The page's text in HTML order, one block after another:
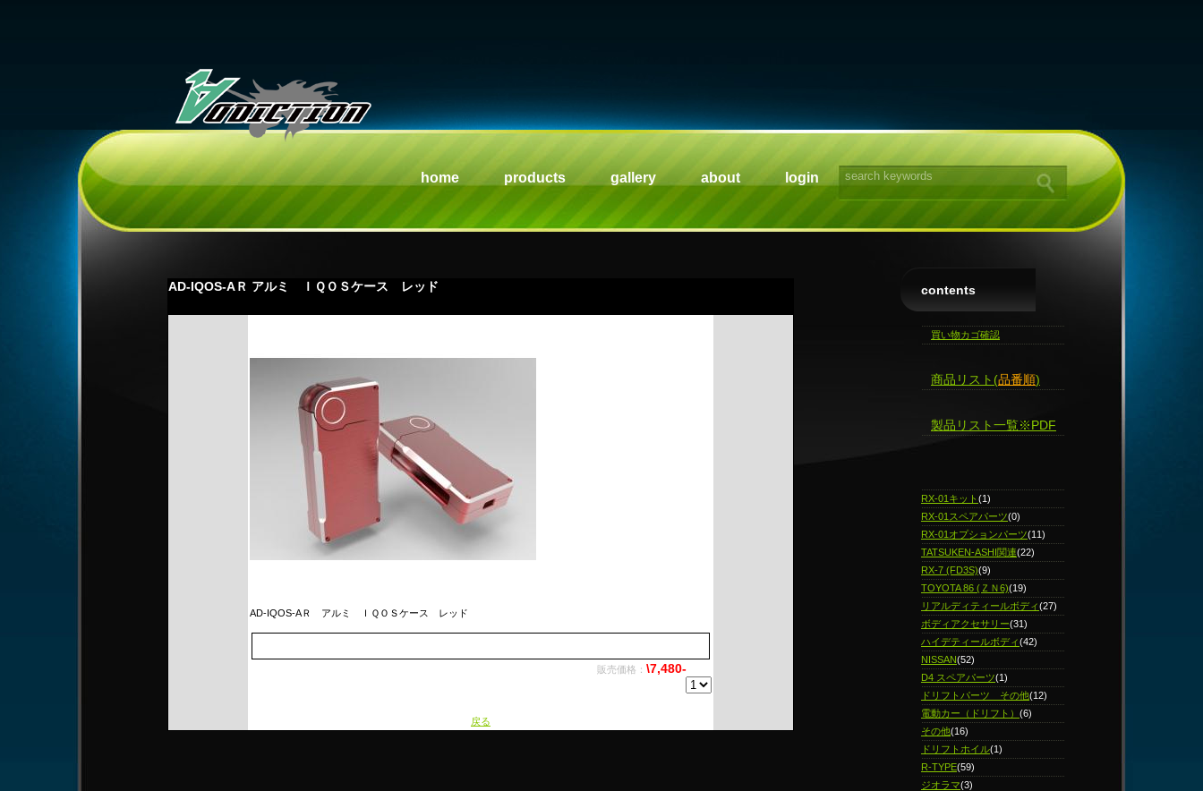
home products gallery about login
AD-IQOS-AＲ アルミ ＩＱＯＳケース レッド
AD-IQOS-AＲ アルミ ＩＱＯＳケース レッド
販売価格： \7,480-
戻る
contents
買い物カゴ確認
商品リスト(品番順)
製品リスト一覧※PDF
RX-01キット (1)
RX-01スペアパーツ(0)
RX-01オプションパーツ(11)
TATSUKEN-ASHI関連(22)
RX-7 (FD3S)(9)
TOYOTA 86 (ＺＮ6)(19)
リアルディティールボディ(27)
ボディアクセサリー(31)
ハイデティールボディ(42)
NISSAN(52)
D4 スペアパーツ(1)
ドリフトパーツ その他(12)
電動カー（ドリフト） (6)
その他(16)
ドリフトホイル(1)
R-TYPE(59)
ジオラマ(3)